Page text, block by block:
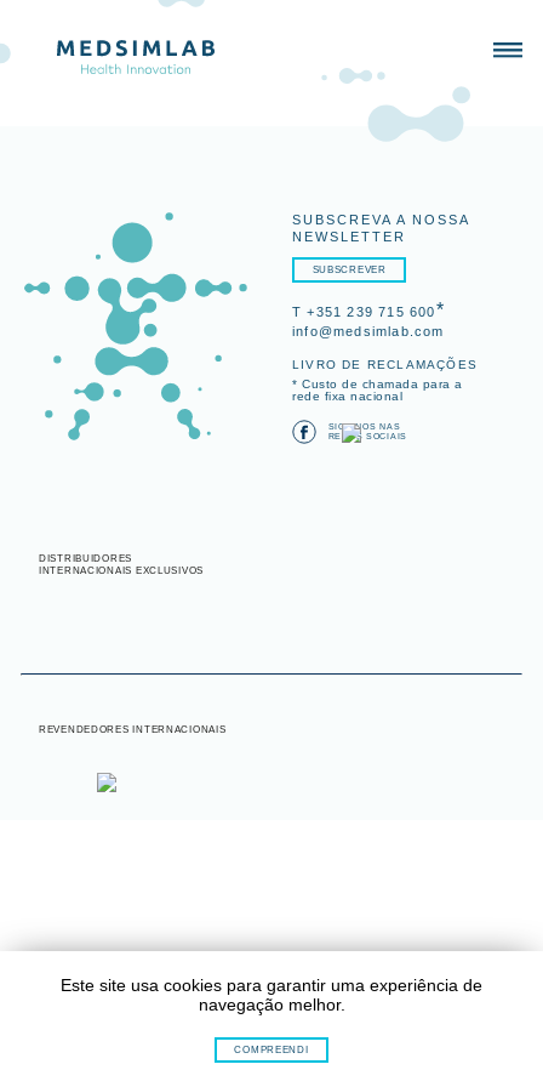
Este site usa cookies para garantir uma experiência de
navegação melhor.
COMPREENDI
SUBSCREVA A NOSSA
NEWSLETTER
SUBSCREVER
T +351 239 715 600*
info@medsimlab.com
LIVRO DE RECLAMAÇÕES
* Custo de chamada para a
rede fixa nacional
SIGA-NOS NAS
REDES SOCIAIS
DISTRIBUIDORES
INTERNACIONAIS EXCLUSIVOS
REVENDEDORES INTERNACIONAIS